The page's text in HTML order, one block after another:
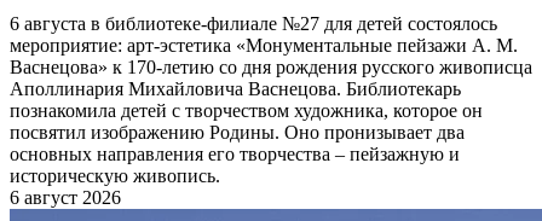
6 августа в библиотеке-филиале №27 для детей состоялось
мероприятие: арт-эстетика «Монументальные пейзажи А. М.
Васнецова» к 170-летию со дня рождения русского живописца
Аполлинария Михайловича Васнецова. Библиотекарь
познакомила детей с творчеством художника, которое он
посвятил изображению Родины. Оно пронизывает два
основных направления его творчества – пейзажную и
историческую живопись.
6 август 2026